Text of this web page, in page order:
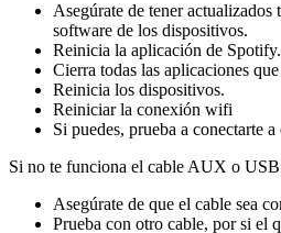
Asegúrate de tener
software de los dispositivos.
Reinicia la aplicación de Spotify.
Cierra todas las aplicaciones
Reinicia los dispositivos.
Reiniciar la conexión wifi
Si puedes, prueba a conectarte
Si no te funciona el cable AUX o
Asegúrate de que el cable sea
Prueba con otro cable, por si el